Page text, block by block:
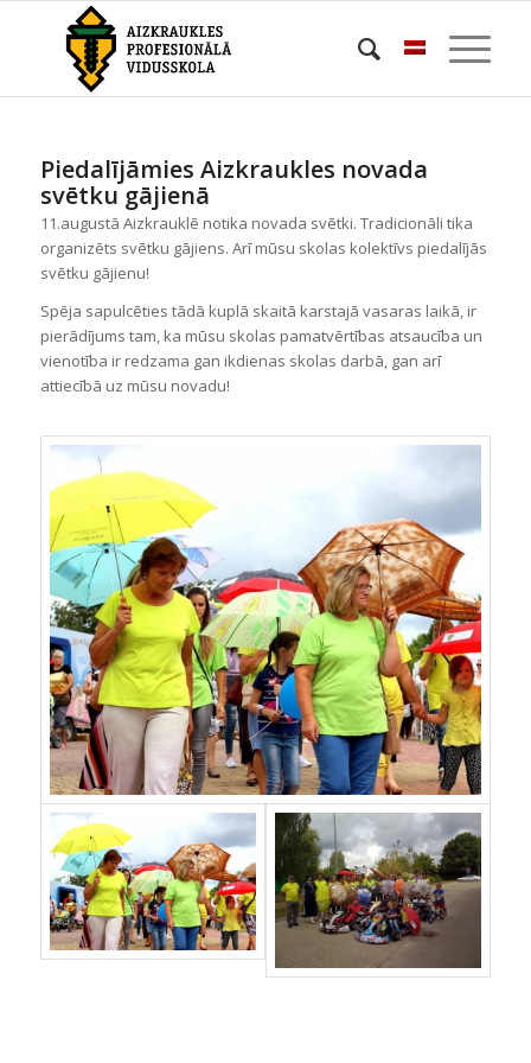
Piedalījāmies Aizkraukles novada
svētku gājienā
11.augustā Aizkrauklē notika novada svētki. Tradicionāli tika
organizēts svētku gājiens. Arī mūsu skolas kolektīvs piedalījās
svētku gājienu!
Spēja sapulcēties tādā kuplā skaitā karstajā vasaras laikā, ir
pierādījums tam, ka mūsu skolas pamatvērtības atsaucība un
vienotība ir redzama gan ikdienas skolas darbā, gan arī
attiecībā uz mūsu novadu!